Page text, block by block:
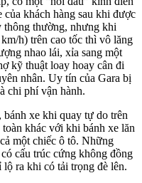
khách hàng sau khi được
thông thường, nhưng khi
h) trên cao tốc thì vô lăng
nhao lái, xỉa sang một
kỹ thuật loay hoay cân đi
nhân. Uy tín của Gara bị
chi phí vận hành.
xe khi quay tự do trên
khác với khi bánh xe lăn
một chiếc ô tô. Những
cấu trúc cứng không đồng
lộ ra khi có tải trọng đè lên.